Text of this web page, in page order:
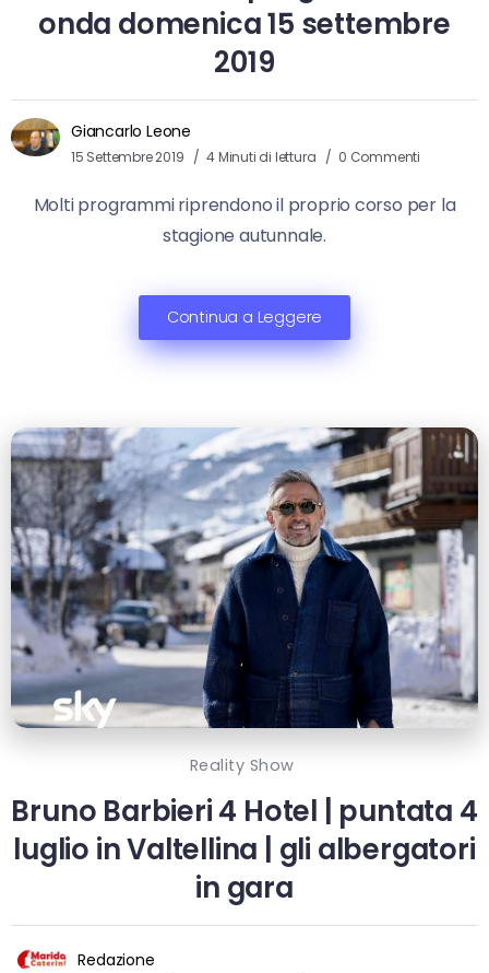
onda domenica 15 settembre
2019
Giancarlo Leone
15 Settembre 2019 4 Minuti di lettura 0 Commenti
Molti programmi riprendono il proprio corso per la
stagione autunnale.
Continua a Leggere
Reality Show
Bruno Barbieri 4 Hotel | puntata 4
luglio in Valtellina | gli albergatori
in gara
Redazione